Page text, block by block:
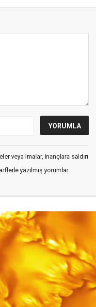
veya imalar, inançlara saldırı
yazılmış yorumlar